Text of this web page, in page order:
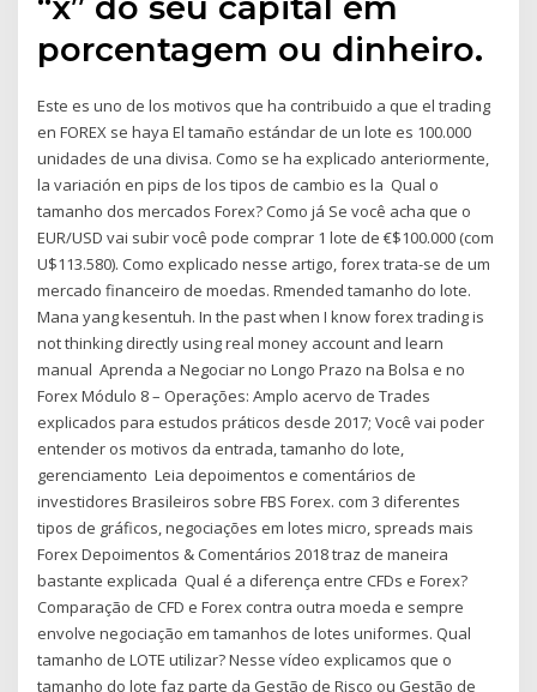
porcentagem ou dinheiro.
Este es uno de los motivos que ha contribuido a que el trading
en FOREX se haya El tamaño estándar de un lote es 100.000
unidades de una divisa. Como se ha explicado anteriormente,
la variación en pips de los tipos de cambio es la Qual o
tamanho dos mercados Forex? Como já Se você acha que o
EUR/USD vai subir você pode comprar 1 lote de €$100.000 (com
U$113.580). Como explicado nesse artigo, forex trata-se de um
mercado financeiro de moedas. Rmended tamanho do lote.
Mana yang kesentuh. In the past when I know forex trading is
not thinking directly using real money account and learn
manual Aprenda a Negociar no Longo Prazo na Bolsa e no
Forex Módulo 8 – Operações: Amplo acervo de Trades
explicados para estudos práticos desde 2017; Você vai poder
entender os motivos da entrada, tamanho do lote,
gerenciamento Leia depoimentos e comentários de
investidores Brasileiros sobre FBS Forex. com 3 diferentes
tipos de gráficos, negociações em lotes micro, spreads mais
Forex Depoimentos & Comentários 2018 traz de maneira
bastante explicada Qual é a diferença entre CFDs e Forex?
Comparação de CFD e Forex contra outra moeda e sempre
envolve negociação em tamanhos de lotes uniformes. Qual
tamanho de LOTE utilizar? Nesse vídeo explicamos que o
tamanho do lote faz parte da Gestão de Risco ou Gestão de